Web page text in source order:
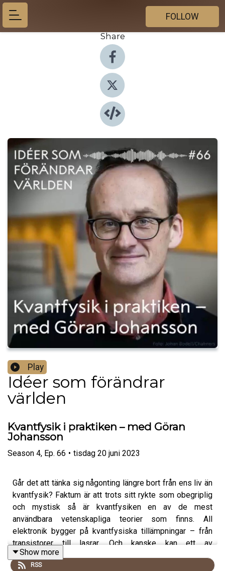
FOLLOW
Share
Play
Idéer som förändrar
världen
Kvantfysik i praktiken – med Göran
Johansson
Season 4, Ep. 66 • tisdag 20 juni 2023
Går det att tänka sig någonting längre bort från ens liv än
kvantfysik? Faktum är att trots sitt rykte som obegriplig
och mystisk så är kvantfysiken en av de mest
användbara vetenskapliga teorier som finns. All
elektronik bygger på kvantfysiska tillämpningar – från
transistorer till lasrar. Och kanske kan ett av
kvantfysikens mest svårgreppbara fenomen leda till en
helt ny sorts kvantdatorer. Fysikern
Show more
RSS